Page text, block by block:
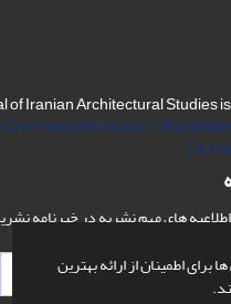
اطمینان از ارائه بهترین
of Iranian Architectural Studies
Attribution-
اطلاعیه های مهم نشریه در خبرنامه